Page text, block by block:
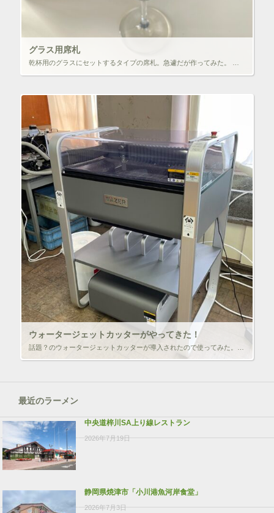
グラス用席札
ウォータージェットカッターがやってきた！
最近のラーメン
中央道梓川SA上り線レストラン
2026年7月19日
静岡県焼津市「小川港魚河岸食堂」
2026年7月3日